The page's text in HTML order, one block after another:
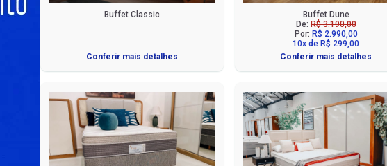
Buffet Classic
Conferir mais detalhes
Buffet Dune
De: R$ 3.190,00
Por: R$ 2.990,00
10x de R$ 299,00
Conferir mais detalhes